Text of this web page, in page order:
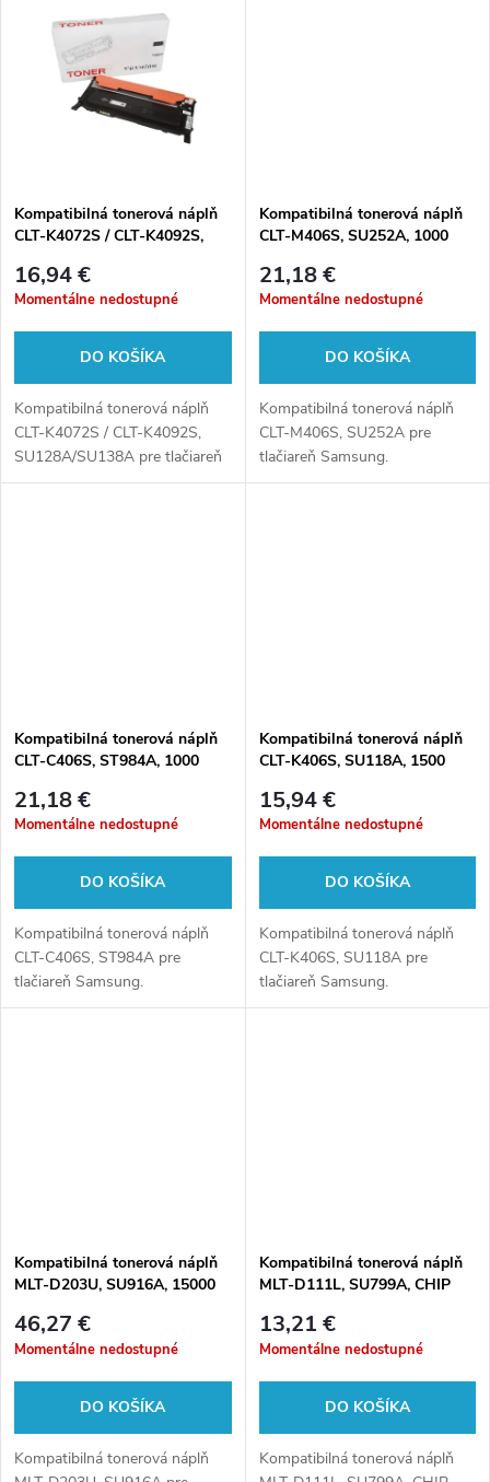
v
Kompatibilná tonerová náplň
CLT-K4072S / CLT-K4092S,
pre tlačiarne Samsung
16,94 €
Momentálne nedostupné
DO KOŠÍKA
Kompatibilná tonerová náplň
CLT-K4072S / CLT-K4092S,
SU128A/SU138A pre tlačiareň
Samsung.
Kompatibilná tonerová náplň
CLT-M406S, SU252A, 1000
21,18 €
Momentálne nedostupné
DO KOŠÍKA
Kompatibilná tonerová náplň
CLT-M406S, SU252A pre
tlačiareň Samsung.
Kompatibilná tonerová náplň
CLT-C406S, ST984A, 1000
21,18 €
Momentálne nedostupné
DO KOŠÍKA
Kompatibilná tonerová náplň
CLT-C406S, ST984A pre
tlačiareň Samsung.
Kompatibilná tonerová náplň
CLT-K406S, SU118A, 1500
15,94 €
Momentálne nedostupné
DO KOŠÍKA
Kompatibilná tonerová náplň
CLT-K406S, SU118A pre
tlačiareň Samsung.
Kompatibilná tonerová náplň
MLT-D203U, SU916A, 15000
46,27 €
Momentálne nedostupné
DO KOŠÍKA
Kompatibilná tonerová náplň
Kompatibilná tonerová náplň
MLT-D111L, SU799A, CHIP
listov pre tlačiarne Samsung
13,21 €
Momentálne nedostupné
DO KOŠÍKA
Kompatibilná tonerová náplň